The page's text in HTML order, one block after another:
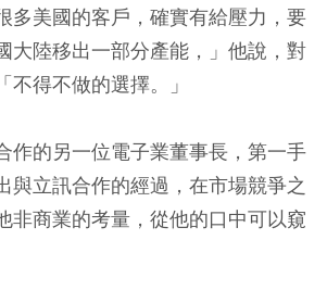
多美國的客戶，確實有給壓力，要
大陸移出一部分產能，」他說，對
不得不做的選擇。」
作的另一位電子業董事長，第一手
與立訊合作的經過，在市場競爭之
非商業的考量，從他的口中可以窺